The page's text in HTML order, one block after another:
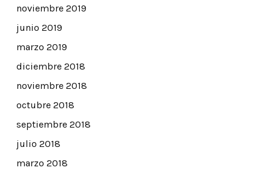
noviembre 2019
junio 2019
marzo 2019
diciembre 2018
noviembre 2018
octubre 2018
septiembre 2018
julio 2018
marzo 2018